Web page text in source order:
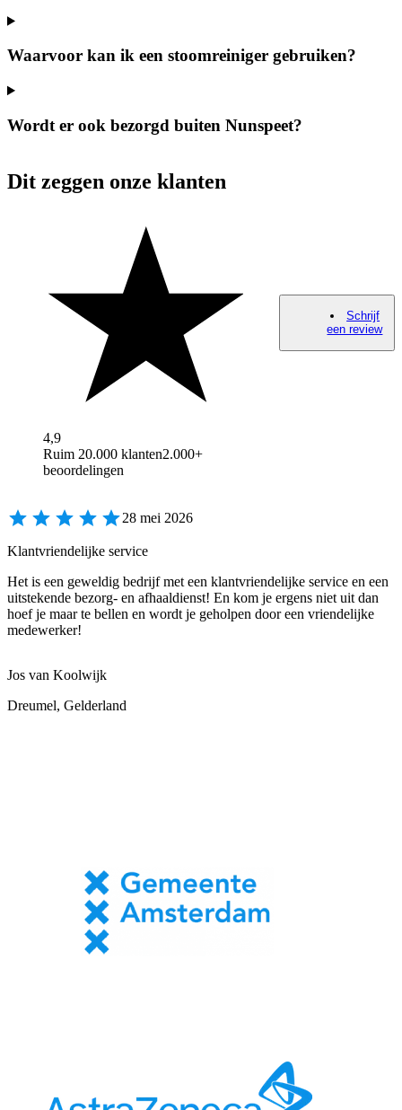
Waarvoor kan ik een stoomreiniger gebruiken?
Wordt er ook bezorgd buiten Nunspeet?
Dit zeggen onze klanten
4,9
Ruim 20.000 klanten2.000+
beoordelingen
Schrijf
een review
28 mei 2026
Klantvriendelijke service
Het is een geweldig bedrijf met een klantvriendelijke service en een
uitstekende bezorg- en afhaaldienst! En kom je ergens niet uit dan
hoef je maar te bellen en wordt je geholpen door een vriendelijke
medewerker!
Jos van Koolwijk
Dreumel, Gelderland